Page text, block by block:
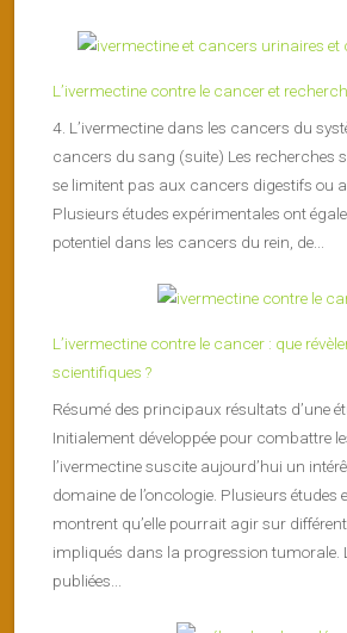
L’ivermectine contre le cancer et
4. L’ivermectine dans les cancers du
cancers du sang (suite) Les recherches
se limitent pas aux cancers digestifs ou
Plusieurs études expérimentales ont
potentiel dans les cancers du rein, de...
L’ivermectine contre le cancer : que
scientifiques ?
Résumé des principaux résultats d’une
Initialement développée pour combattre
l’ivermectine suscite aujourd’hui un
domaine de l’oncologie. Plusieurs études
montrent qu’elle pourrait agir sur
impliqués dans la progression tumorale.
publiées...